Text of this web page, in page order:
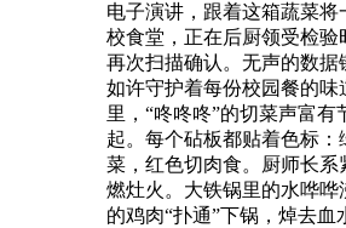
电子演讲，跟着这箱蔬菜将
校食堂，正在后厨领受检验
再次扫描确认。无声的数据
如许守护着每份校园餐的味
里，“咚咚咚”的切菜声富有
起。每个砧板都贴着色标：
菜，红色切肉食。厨师长系
燃灶火。大铁锅里的水哗哗
的鸡肉“扑通”下锅，焯去血